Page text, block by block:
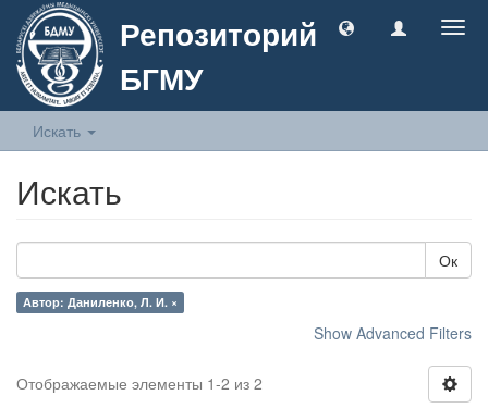
Репозиторий
БГМУ
Искать
Искать
Ок
Автор: Даниленко, Л. И. ×
Show Advanced Filters
Отображаемые элементы 1-2 из 2